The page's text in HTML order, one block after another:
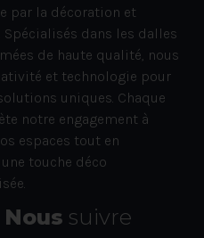
par la décoration et
Spécialisés dans les dalles
de haute qualité, nous
et technologie pour
uniques. Chaque
notre engagement à
espaces tout en
touche déco
Nous suivre